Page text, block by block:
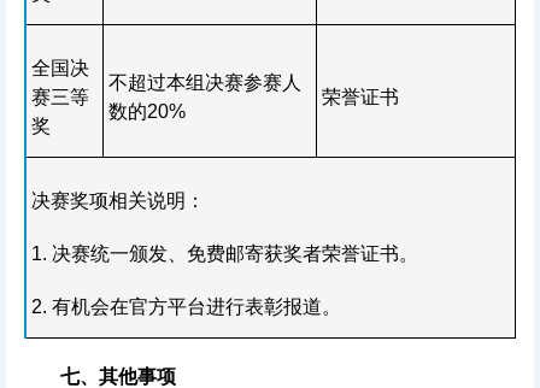
全国决
赛三等
奖
不超过本组决赛参赛人
数的20%
荣誉证书
决赛奖项相关说明：
1. 决赛统一颁发、免费邮寄获奖者荣誉证书。
2. 有机会在官方平台进行表彰报道。
七、其他事项